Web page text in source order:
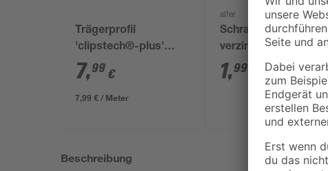
Trägerprofil
'clipstech®-plus'
Aluminium silber 1000
x 80 x 13 mm
7,99 €
7,99 € / Meter
alfer
Schrauben Stahl
verzinkt 3 x 30 mm
1,99
Beschreibung